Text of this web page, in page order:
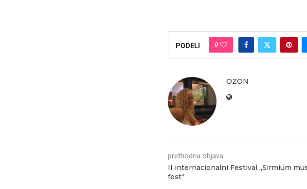
PODELI 0
OZON
prethodna objava
II internacionalni Festival „Sirmium
fest“